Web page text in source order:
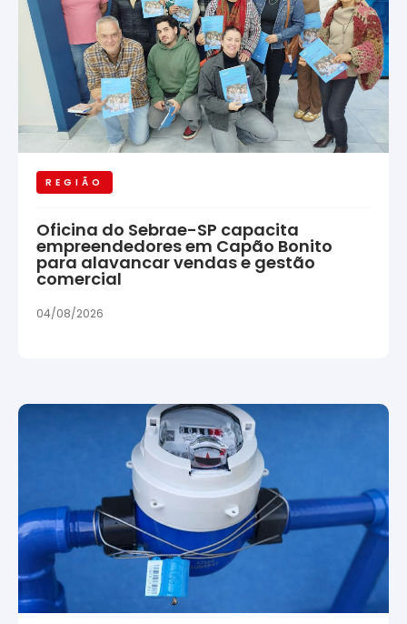
REGIÃO
Oficina do Sebrae-SP capacita
empreendedores em Capão Bonito
para alavancar vendas e gestão
comercial
04/08/2026